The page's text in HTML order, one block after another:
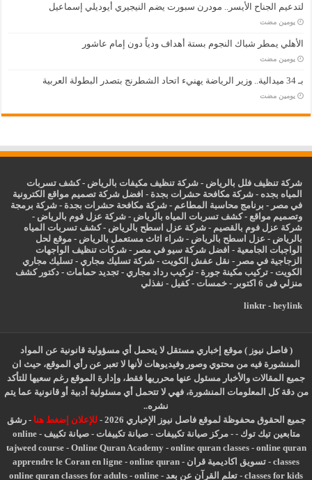
لتدعيم الجناح الأيسر.. مودرن سبورت يضم النيجيري أيوديلي إسماعيل
‏يومين مضت
الأهلي يمطر شباك النجوم بستة أهداف ودياً دون إمام عاشور
‏يومين مضت
بـ 34 ميدالية.. وزير الرياضة يهنيء اتحاد الشطرنج بتصدر البطولة العربية
‏يومين مضت
شركة تنظيف فلل بالرياض -شركة تنظيف مكيفات بالرياض -كشف تسربات
المياه بجده -شركة مكافحة حشرات بجدة - افضل شركة تصميم مواقع الكترونية
في مصر - برنامج محاسبة المطاعم -شركة مكافحة حشرات بجدة -شركة برمجة
وتصميم مواقع -كشف تسربات المياه بالرياض -شركة عزل فوم بالرياض -
شركة عزل فوم بالقصيم -شركة عزل اسطح بالرياض -كشف تسربات المياه
بالرياض - عزل اسطح بالرياض -شراء اثاث مستعمل بالرياض - موقع لحل
الواجبات الجامعية - افضل شركة سيو في مصر -شركات تنظيف الواجهات
الزجاجية في مصر - نقل عفش الكويت -شركة تسليك مجاري -تسليك مجاري
الكويت -تركيب مكينة جورة -تركيب رداد مجاري -تجديد حمامات -دكتور كشف
منزلي فى 6 اكتوبر
-خمسات -كفيل - نفذلي
linktr- heylink
( فاصل نيوز ) موقع إخباري مستقل لا يتحمل أي مسؤولية قانونية عن المواد
المنشورة فيه من محتوي وصور وفيديوهات لأنها لا تعبر عن رأي الموقع، حيث ان
جميع المقالات والأخبار مسئول عنها محرريها فقط، وإدارة الموقع رغم سعيها للتأكد
من دقة كل المعلومات المنشورة، فهي لا تتحمل أي مسئولية أدبية أو قانونية عما يتم
نشره..
جميع الحقوق محفوظة لموقع فاصل نيوز الإخباري 2026 -
للإعلان إضغط هنا -رشق
متابعين تيك توك -
-مركز صيانة تكييفات -صيانة تكييفات -صيانة تكييف -
online
tajweed course- Online Quran Academy- online quran classes- online quran
classes
- تسويق اكاديمية قران -
apprendre le Coran en ligne - online quran
classes for kids
- تعلم القرآن عن بعد -
online quran classes for adults - online